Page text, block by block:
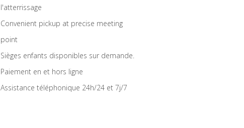
l'atterrissage
Convenient pickup at precise meeting
point
Sièges enfants disponibles sur demande.
Paiement en et hors ligne
Assistance téléphonique 24h/24 et 7j/7